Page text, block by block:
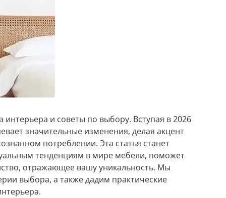
и советы по выбору. Вступая в 2026
значительные изменения, делая акцент
потреблении. Эта статья станет
тенденциям в мире мебели, поможет
отражающее вашу уникальность. Мы
выбора, а также дадим практические